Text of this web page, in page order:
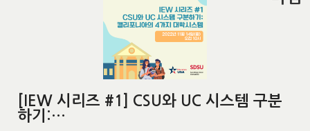
[IEW 시리즈 #1] CSU와 UC 시스템 구분
하기:…